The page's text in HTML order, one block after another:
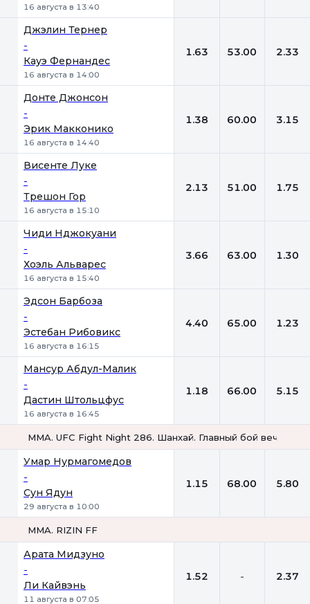
16 августа в 13:40
Джэлин Тернер
-
Кауэ Фернандес
16 августа в 14:00
1.63 53.00 2.33
Донте Джонсон
-
Эрик Макконико
16 августа в 14:40
1.38 60.00 3.15
Висенте Луке
-
Трешон Гор
16 августа в 15:10
2.13 51.00 1.75
Чиди Нджокуани
-
Хоэль Альварес
16 августа в 15:40
3.66 63.00 1.30
Эдсон Барбоза
-
Эстебан Рибовикс
16 августа в 16:15
4.40 65.00 1.23
Мансур Абдул-Малик
-
Дастин Штольцфус
16 августа в 16:45
1.18 66.00 5.15
MMA. UFC Fight Night 286. Шанхай. Главный бой вечера.
Умар Нурмагомедов
-
Сун Ядун
29 августа в 10:00
1.15 68.00 5.80
MMA. RIZIN FF
Арата Мидзуно
-
Ли Кайвэнь
11 августа в 07:05
1.52 - 2.37